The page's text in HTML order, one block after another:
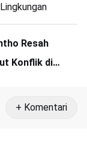
Lingkungan
Resah
Konflik di
+ Komentari